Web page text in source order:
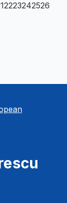
2223242526